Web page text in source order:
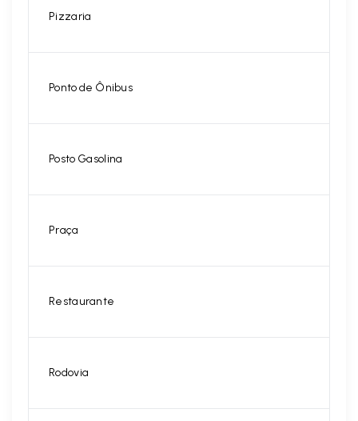
Pizzaria
Ponto de Ônibus
Posto Gasolina
Praça
Restaurante
Rodovia